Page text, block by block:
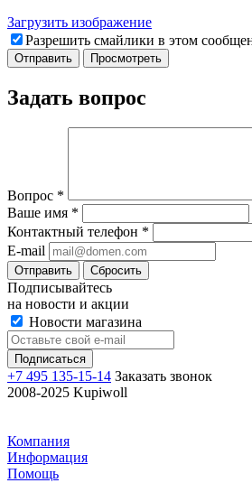
Загрузить изображение
Разрешить смайлики в этом
Задать вопрос
Вопрос *
Ваше имя *
Контактный телефон *
E-mail
Отправить Сбросить
Подписывайтесь
на новости и акции
Новости магазина
+7 495 135-15-14 Заказать звонок
2008-2025 Kupiwoll
Компания
Информация
Помощь